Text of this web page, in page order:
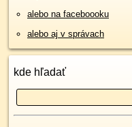
alebo na faceboooku
alebo aj v správach
kde hľadať